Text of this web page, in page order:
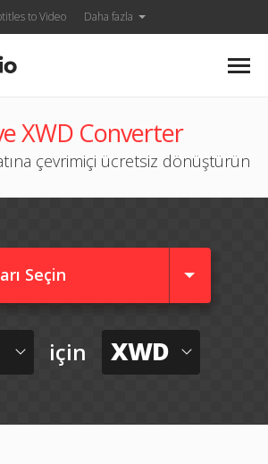
to Video Daha fazla
XWD Converter
çevrimiçi ücretsiz dönüştürün
Seçin
için XWD